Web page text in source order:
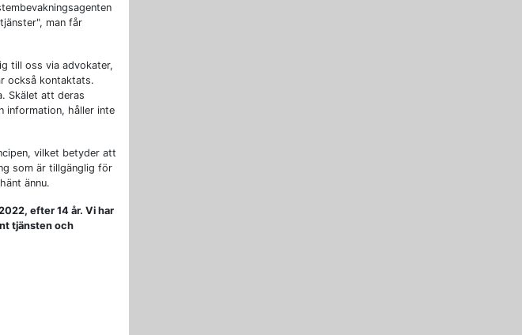
man får
till oss via advokater,
också kontaktats.
Skälet att deras
information, håller inte
vilket betyder att
som är tillgänglig för
ännu.
efter 14 år. Vi har
tjänsten och